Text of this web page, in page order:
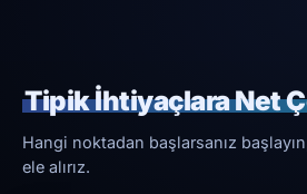
Tipik İhtiyaçlara Net
Hangi noktadan başlarsanız
ele alırız.